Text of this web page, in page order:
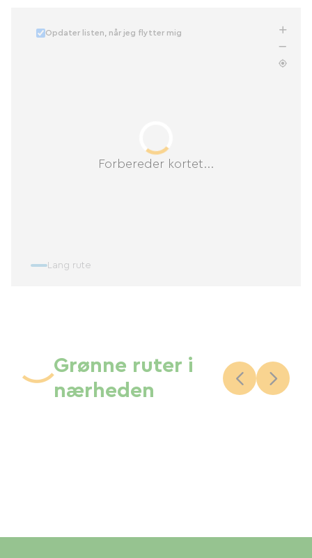
Forbereder kortet...
Opdater listen, når jeg flytter mig
Lang rute
Grønne ruter i
nærheden